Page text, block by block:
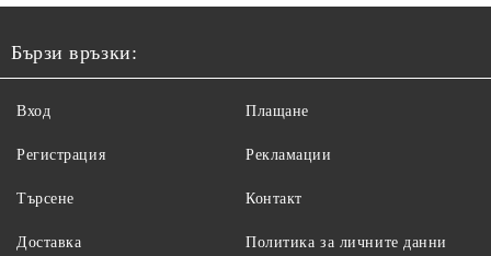
Бързи връзки:
Вход
Регистрация
Търсене
Доставка
Плащане
Рекламации
Контакт
Политика за личните данни